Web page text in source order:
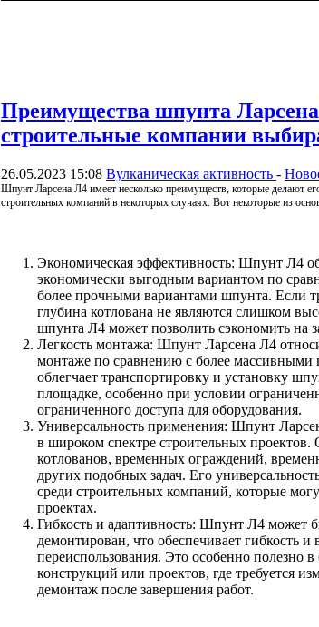
Преимущества шпунта
строительные компании
26.05.2023 15:08 Вулканическая активность -
Шпунт Ларсена Л4 имеет несколько преимуществ, которые делают
строительных компаний в некоторых случаях. Вот некоторые из
Экономическая эффективность: Шпунт Л4
экономически выгодным вариантом по
более прочными вариантами шпунта. Если
глубина котлована не являются слишком
шпунта Л4 может позволить сэкономить на
Легкость монтажа: Шпунт Ларсена Л4
монтаже по сравнению с более массивными
облегчает транспортировку и установку
площадке, особенно при условии
ограниченного доступа для оборудования.
Универсальность применения: Шпунт
в широком спектре строительных
котлованов, временных ограждений,
других подобных задач. Его
среди строительных компаний, которые
проектах.
Гибкость и адаптивность: Шпунт Л4 может
демонтирован, что обеспечивает гибкость и
переиспользования. Это особенно полезно
конструкций или проектов, где требуется
демонтаж после завершения работ.